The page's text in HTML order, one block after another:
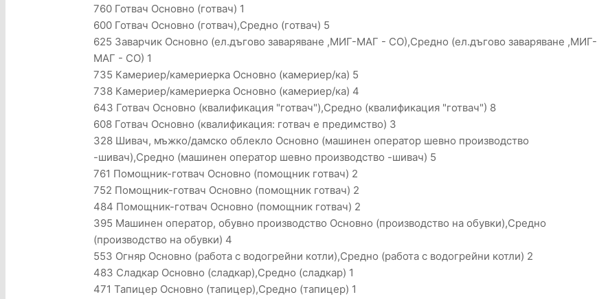
760 Готвач Основно (готвач) 1
600 Готвач Основно (готвач),Средно (готвач) 5
625 Заварчик Основно (ел.дъгово заваряване ,МИГ-МАГ - СО),Средно (ел.дъгово заваряване ,МИГ-
МАГ - СО) 1
735 Камериер/камериерка Основно (камериер/ка) 5
738 Камериер/камериерка Основно (камериер/ка) 4
643 Готвач Основно (квалификация "готвач"),Средно (квалификация "готвач") 8
608 Готвач Основно (квалификация: готвач е предимство) 3
328 Шивач, мъжко/дамско облекло Основно (машинен оператор шевно производство
-шивач),Средно (машинен оператор шевно производство -шивач) 5
761 Помощник-готвач Основно (помощник готвач) 2
752 Помощник-готвач Основно (помощник готвач) 2
484 Помощник-готвач Основно (помощник готвач) 2
395 Машинен оператор, обувно производство Основно (производство на обувки),Средно
(производство на обувки) 4
553 Огняр Основно (работа с водогрейни котли),Средно (работа с водогрейни котли) 2
483 Сладкар Основно (сладкар),Средно (сладкар) 1
471 Тапицер Основно (тапицер),Средно (тапицер) 1